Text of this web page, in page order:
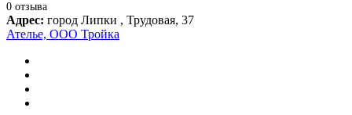
0 отзыва
Адрес: город Липки , Трудовая, 37
Ателье, ООО Тройка